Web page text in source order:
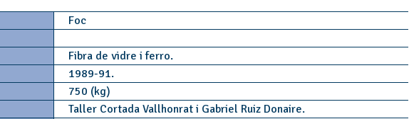
Foc
Fibra de vidre i ferro.
1989-91.
750 (kg)
Taller Cortada Vallhonrat i Gabriel Ruiz Donaire.